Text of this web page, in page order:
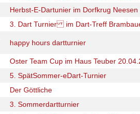
Herbst-E-Dartunier im Dorfkrug Neesen
3. Dart Turnier im Dart-Treff
happy hours dartturnier
Oster Team Cup im Haus Teuber
5. SpätSommer-eDart-Turnier
Der Göttliche
3. Sommerdartturnier